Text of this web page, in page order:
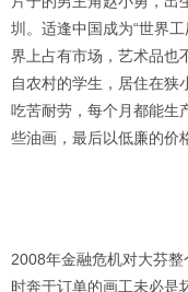
圳。适逢中国成为“世界
界上占有市场，艺术品也
自农村的学生，居住在狭
吃苦耐劳，每个月都能生
些油画，最后以低廉的价
2008年金融危机对大芬
时奔于订单的画工未必是